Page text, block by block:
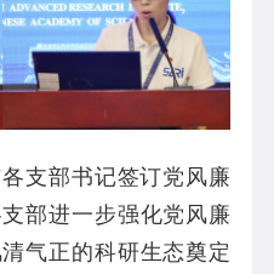
支部书记签订党风廉
部进一步强化党风廉
气正的科研生态奠定